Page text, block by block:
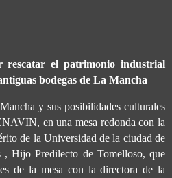
el patrimonio industrial
bodegas de La Mancha
y sus posibilidades culturales
en una mesa redonda con la
de la Universidad de la ciudad de
Hijo Predilecto de Tomelloso, que
de la mesa con la directora de la